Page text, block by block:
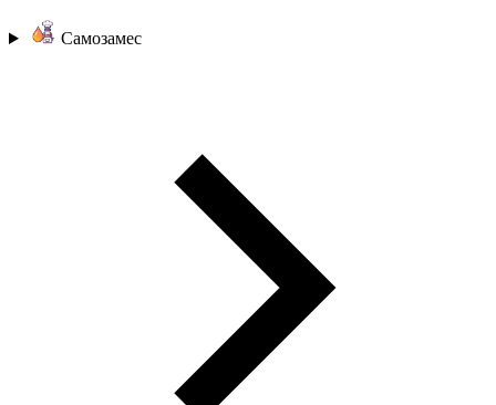
Самозамес